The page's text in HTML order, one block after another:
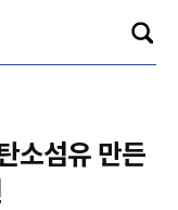
소섬유 만든